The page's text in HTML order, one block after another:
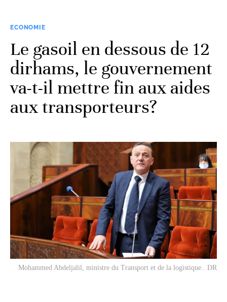
ECONOMIE
Le gasoil en dessous de 12
dirhams, le gouvernement
va-t-il mettre fin aux aides
aux transporteurs?
Mohammed Abdeljalil, ministre du Transport et de la logistique.. DR